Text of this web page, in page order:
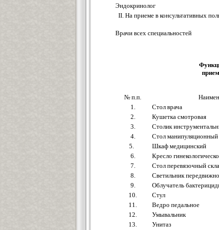
Эндокринолог
II. На приеме в консультативных
Врачи всех специальностей
№ п.п.
1.
Стол врача
2.
Кушетка смотровая
3.
Столик
4.
Стол
5.
Шкаф медицинский
6.
Кресло
7.
Стол перевязочный
8.
Светильник
9.
Облучатель
10.
Стул
11.
Ведро педальное
12.
Умывальник
13.
Унитаз